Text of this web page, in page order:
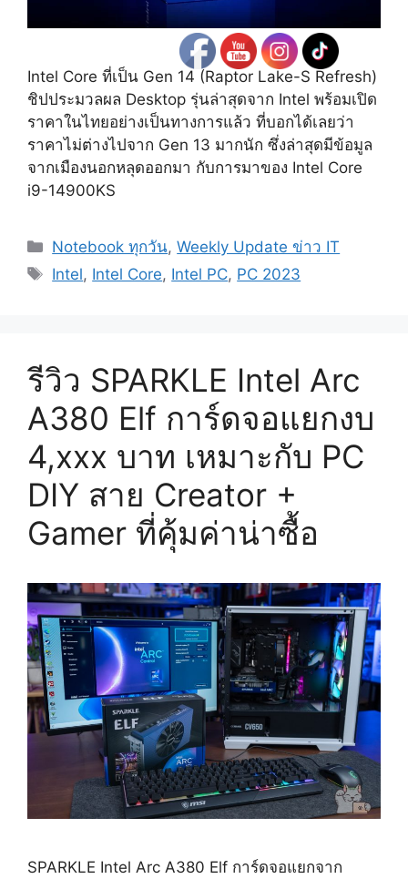
Intel Core ที่เป็น Gen 14 (Raptor Lake-S Refresh)
ชิปประมวลผล Desktop รุ่นล่าสุดจาก Intel พร้อมเปิด
ราคาในไทยอย่างเป็นทางการแล้ว ที่บอกได้เลยว่า
ราคาไม่ต่างไปจาก Gen 13 มากนัก ซึ่งล่าสุดมีข้อมูล
จากเมืองนอกหลุดออกมา กับการมาของ Intel Core
i9-14900KS
Categories
Notebook ทุกวัน,Weekly Update ข่าว IT
Tags
Intel, Intel Core, Intel PC, PC 2023
รีวิว SPARKLE Intel Arc
A380 Elf การ์ดจอแยกงบ
4,xxx บาท เหมาะกับ PC
DIY สาย Creator +
Gamer ที่คุ้มค่าน่าซื้อ
SPARKLE Intel Arc A380 Elf การ์ดจอแยกจาก